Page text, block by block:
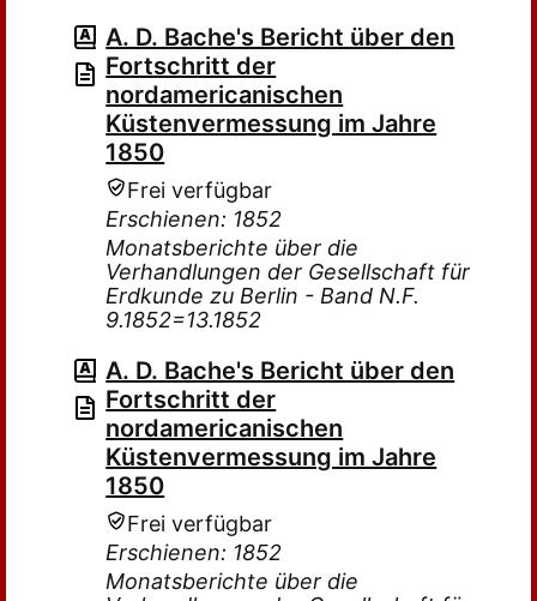
A. D. Bache's Bericht über den
Fortschritt der
nordamericanischen
Küstenvermessung im Jahre
1850
Frei verfügbar
Erschienen: 1852
Monatsberichte über die
Verhandlungen der Gesellschaft für
Erdkunde zu Berlin - Band N.F.
9.1852=13.1852
A. D. Bache's Bericht über den
Fortschritt der
nordamericanischen
Küstenvermessung im Jahre
1850
Frei verfügbar
Erschienen: 1852
Monatsberichte über die